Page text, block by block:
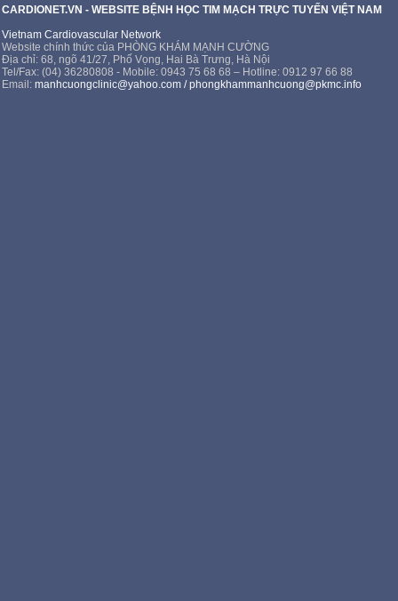
CARDIONET.VN - WEBSITE BỆNH HỌC TIM MẠCH TRỰC TUYẾN VIỆT NAM
Vietnam Cardiovascular Network
Website chính thức của PHÒNG KHÁM MẠNH CƯỜNG
Địa chỉ: 68, ngõ 41/27, Phố Vọng, Hai Bà Trưng, Hà Nội
Tel/Fax: (04) 36280808 - Mobile: 0943 75 68 68 – Hotline: 0912 97 66 88
Email:manhcuongclinic@yahoo.com /phongkhammanhcuong@pkmc.info